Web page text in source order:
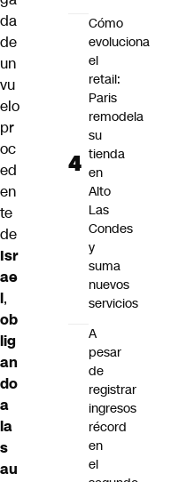
da
de
un
vu
elo
pr
oc
ed
en
te
de
Isr
ae
l,
ob
lig
an
do
a
la
s
au
Cómo
evoluciona
el
retail:
Paris
remodela
su
tienda
en
Alto
Las
Condes
y
suma
nuevos
servicios
A
pesar
de
registrar
ingresos
récord
en
el